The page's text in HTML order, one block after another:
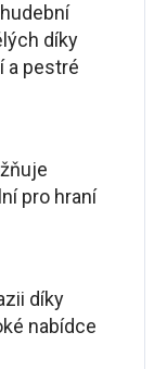
díky
a pestré
pro hraní
díky
nabídce